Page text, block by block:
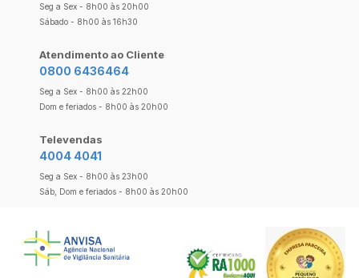
Seg a Sex - 8h00 às 20h00
Sábado - 8h00 às 16h30
Atendimento ao Cliente
0800 6436464
Seg a Sex - 8h00 às 22h00
Dom e feriados - 8h00 às 20h00
Televendas
4004 4041
Seg a Sex - 8h00 às 23h00
Sáb, Dom e feriados - 8h00 às 20h00